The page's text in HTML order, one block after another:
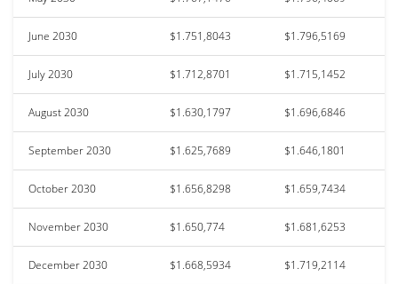
June 2030 $1.751,8043 $1.796,5169
July 2030 $1.712,8701 $1.715,1452
August 2030 $1.630,1797 $1.696,6846
September 2030 $1.625,7689 $1.646,1801
October 2030 $1.656,8298 $1.659,7434
November 2030 $1.650,774 $1.681,6253
December 2030 $1.668,5934 $1.719,2114